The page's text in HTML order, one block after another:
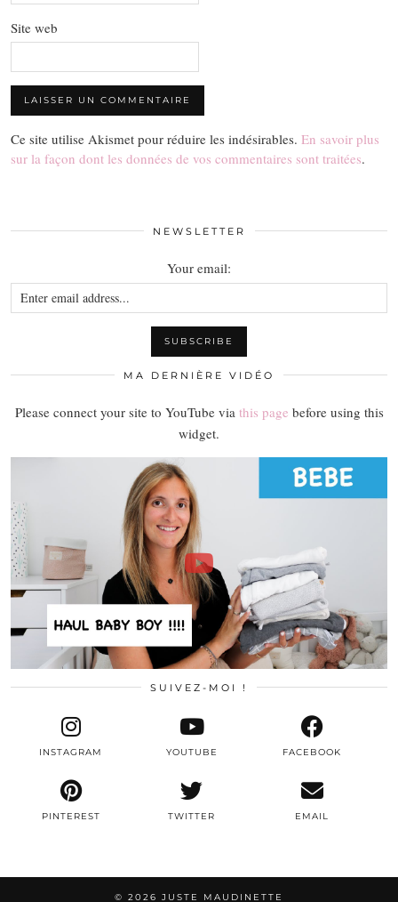
Site web
Ce site utilise Akismet pour réduire les indésirables. En savoir plus
sur la façon dont les données de vos commentaires sont traitées.
NEWSLETTER
Your email:
MA DERNIÈRE VIDÉO
Please connect your site to YouTube via this page before using this
widget.
SUIVEZ-MOI !
TWITTER
INSTAGRAM FACEBOOK
PINTEREST
YOUTUBE
EMAIL
© 2026 JUSTE MAUDINETTE